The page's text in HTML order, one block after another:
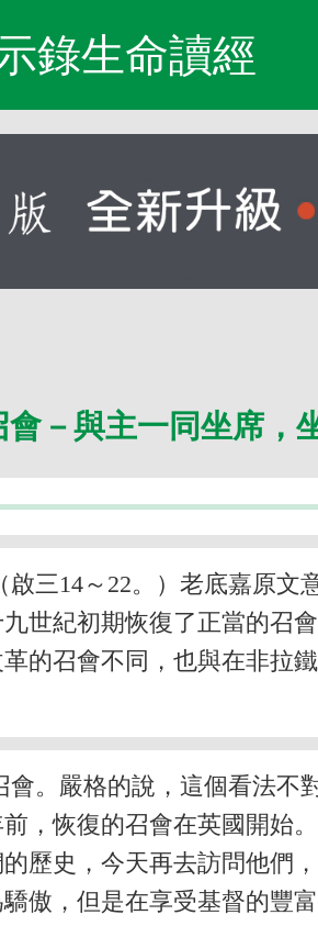
錄生命讀經
－與主一同坐席，
三14～22。）老底嘉原文
世紀初期恢復了正當的召
的召會不同，也與在非拉
。嚴格的說，這個看法不
，恢復的召會在英國開始
歷史，今天再去訪問他們
傲，但是在享受基督的豐